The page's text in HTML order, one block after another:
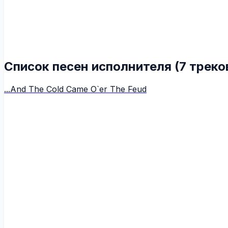
Список песен исполнителя (7
...And The Cold Came O`er The Feud